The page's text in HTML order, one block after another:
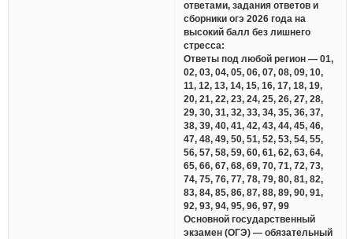
ответами, задания ответов и
сборники огэ 2026 года на
высокий балл без лишнего
стресса:
Ответы под любой регион — 01,
02, 03, 04, 05, 06, 07, 08, 09, 10,
11, 12, 13, 14, 15, 16, 17, 18, 19,
20, 21, 22, 23, 24, 25, 26, 27, 28,
29, 30, 31, 32, 33, 34, 35, 36, 37,
38, 39, 40, 41, 42, 43, 44, 45, 46,
47, 48, 49, 50, 51, 52, 53, 54, 55,
56, 57, 58, 59, 60, 61, 62, 63, 64,
65, 66, 67, 68, 69, 70, 71, 72, 73,
74, 75, 76, 77, 78, 79, 80, 81, 82,
83, 84, 85, 86, 87, 88, 89, 90, 91,
92, 93, 94, 95, 96, 97, 99
Основной государственный
экзамен (ОГЭ) — обязательный